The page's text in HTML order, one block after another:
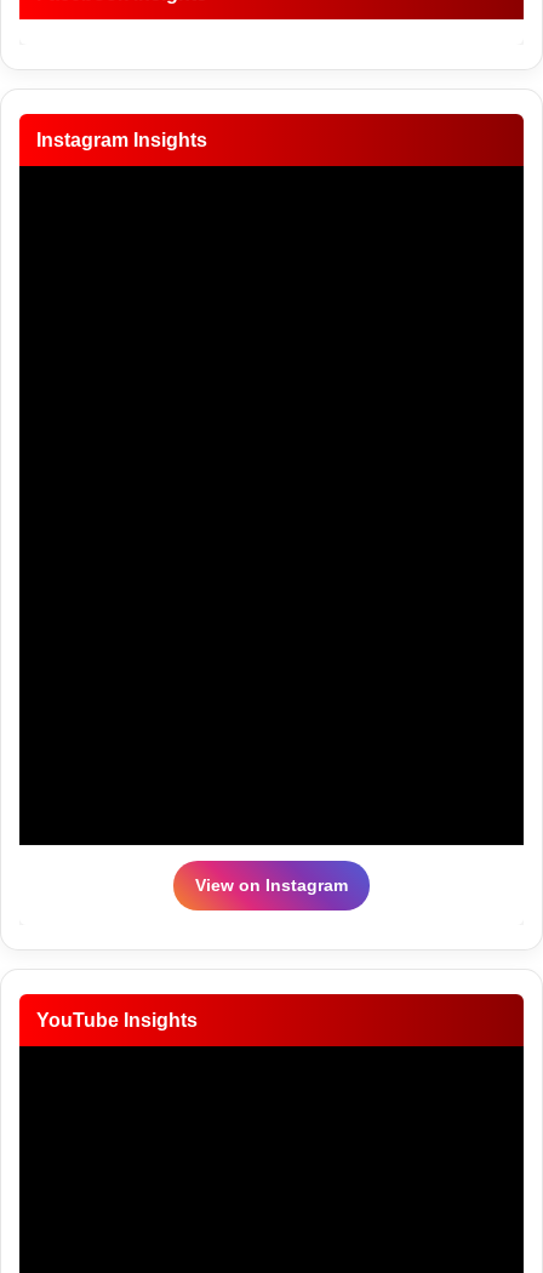
Instagram Insights
View on Instagram
YouTube Insights